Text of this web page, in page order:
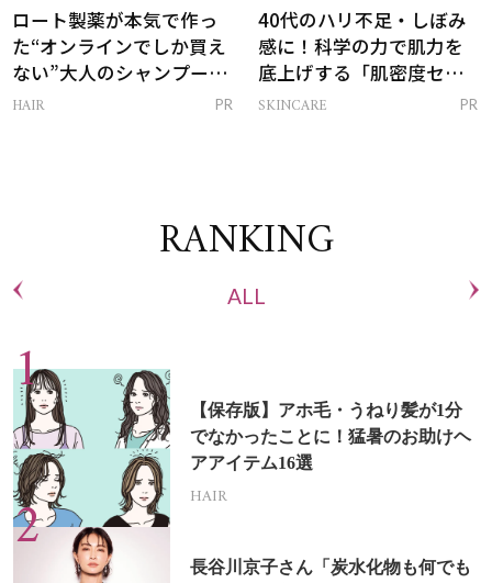
ロート製薬が本気で作っ
た“オンラインでしか買え
ない”大人のシャンプー＆
トリートメントって？
HAIR PR
40代のハリ不足・しぼみ
感に！科学の力で肌力を
底上げする「肌密度セラ
ム」
SKINCARE PR
RANKING
ALL
【保存版】アホ毛・うねり髪が1分
でなかったことに！猛暑のお助けヘ
アアイテム16選
HAIR
長谷川京子さん「炭水化物も何でも